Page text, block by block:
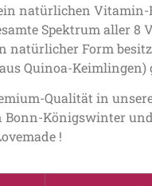
natürlichen Vitamin-
Spektrum aller 8
natürlicher Form
Quinoa-Keimlingen)
Qualität in
Königswinter
!